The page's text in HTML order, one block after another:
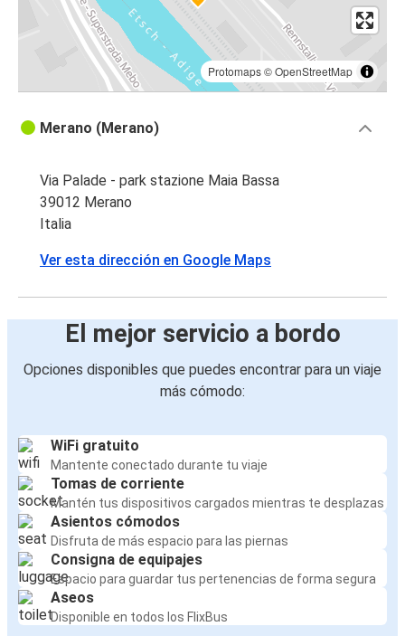
Protomaps©OpenStreetMap
Merano (Merano)
Via Palade - park stazione Maia Bassa
39012 Merano
Italia
Ver esta dirección en Google Maps
El mejor servicio a bordo
Opciones disponibles que puedes encontrar para un viaje
más cómodo:
WiFi gratuito
Mantente conectado durante tu viaje
Tomas de corriente
Mantén tus dispositivos cargados mientras te desplazas
Asientos cómodos
Disfruta de más espacio para las piernas
Consigna de equipajes
Espacio para guardar tus pertenencias de forma segura
Aseos
Disponible en todos los FlixBus